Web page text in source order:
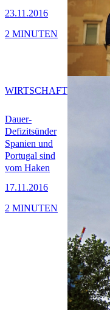
23.11.2016
2 MINUTEN
Dauer-
Defizitsünder
Spanien und
Portugal sind
vom Haken
17.11.2016
WIRTSCHAFT
2 MINUTEN